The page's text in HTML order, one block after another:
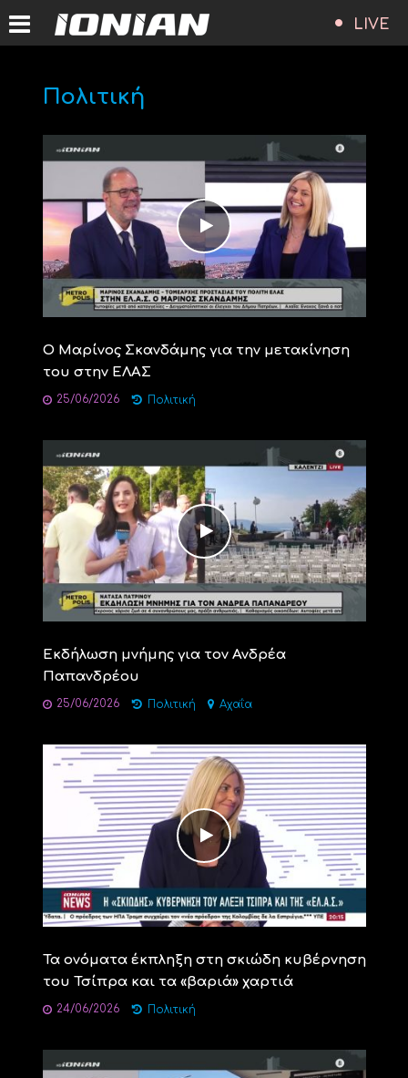
LIVE
Πολιτική
Ο Μαρίνος Σκανδάμης για την μετακίνηση
του στην ΕΛΑΣ
25/06/2026 Πολιτική
Εκδήλωση μνήμης για τον Ανδρέα
Παπανδρέου
25/06/2026 Πολιτική Αχαΐα
Τα ονόματα έκπληξη στη σκιώδη κυβέρνηση
του Τσίπρα και τα «βαριά» χαρτιά
24/06/2026 Πολιτική